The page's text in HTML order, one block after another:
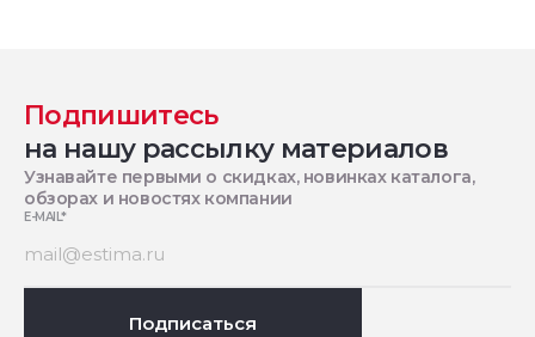
Подпишитесь
на нашу рассылку материалов
Узнавайте первыми о скидках, новинках каталога,
обзорах и новостях компании
E-MAIL*
Подписаться